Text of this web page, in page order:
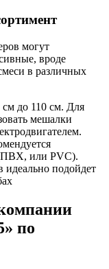
могут
вроде
в различных
см до 110 см. Для
мешалки
(ПВХ, или PVC).
идеально подойдет
по